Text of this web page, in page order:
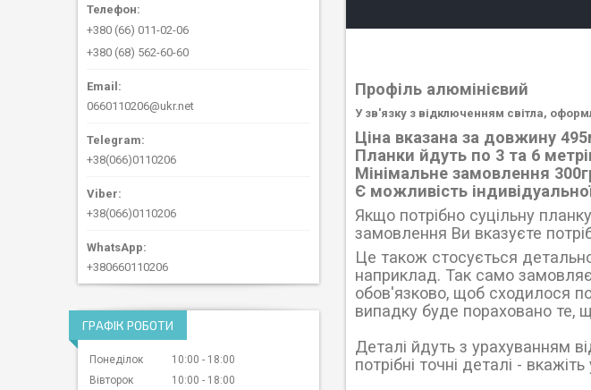
Профіль алюмінієвий
У зв'язку з відключенням світла,
Ціна вказана за довжину
Планки йдуть по 3 та 6
Мінімальне замовлення
Є можливість
Якщо потрібно суцільну
замовлення Ви вказуєте
Це також стосується
наприклад. Так само
обов'язково, щоб сходилося
випадку буде пораховано те,
Деталі йдуть з урахуванням
потрібні точні деталі -
+380 (66) 011-02-06
+380 (68) 562-60-60
0660110206@ukr.net
+38(066)0110206
+38(066)0110206
+380660110206
ГРАФІК РОБОТИ
Понеділок 10:00
18:00
Вівторок
10:00
18:00